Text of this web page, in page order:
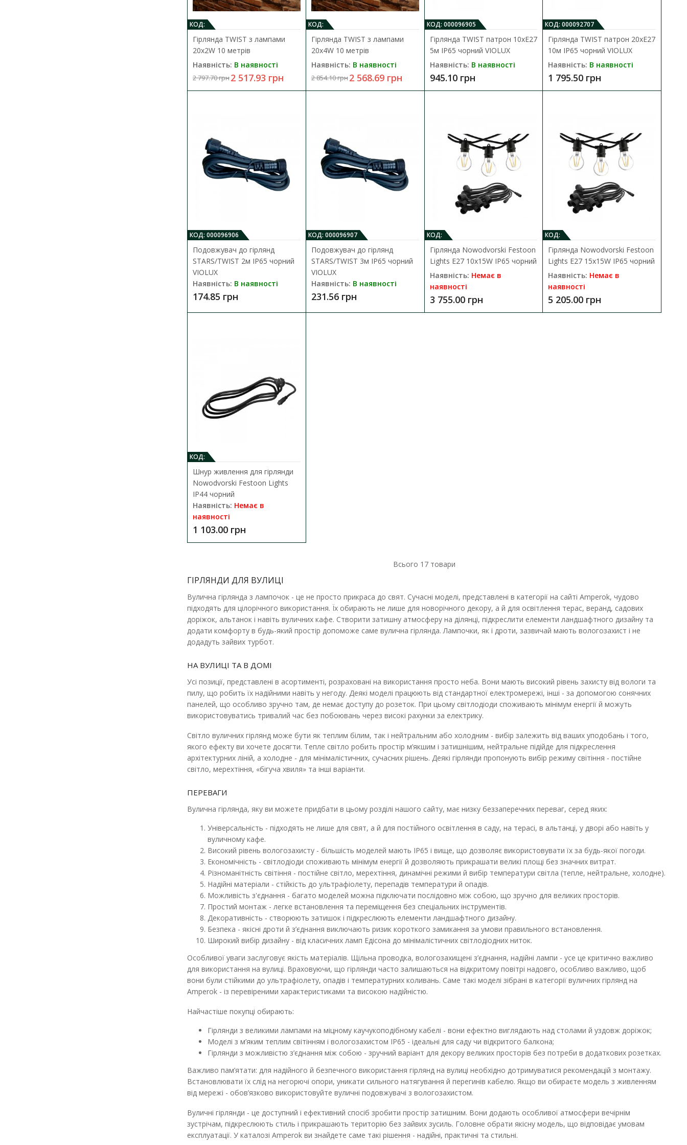
VIOLUX - 1 штука Лампа LED FILAME..
2 665.10 грн
Гірлянда “STARS” – ідеальне світлове рішення для внутрішнього та
зовнішнього освітлення! Призначена ..
ДО КОШИКА
В порівняння
В закладки
Гірлянда STARS патрон 20хЕ27 10м IP65 чорний VIOLUX
Наявність: В наявності
Гірлянда “STARS” – ідеальне світлове рішення для внутрішнього та
ДО КОШИКА
-10%
-10%
-10%
-10%
Гірлянда TWIST з лампами 10х4W 5 метрів
Наявність: В наявності
В комплект входить: Гірлянда TWIST патрон 10хЕ27 5м IP65 чорний
ДО КОШИКА
Гірлянда TWIST з лампами 20х2W 10 метрів
VIOLUX - 1 штука Лампа LE..
2 797.70 грн 2 517.93 грн
Гірлянда TWIST з лампами 20х4W 10 метрів
Наявність: В наявності
В комплект входить: Гірлянда TWIST патрон 20хЕ27 10м IP65 чорний
VIOLUX - 1 штука Лампа LED FILA..
2 854.10 грн 2 568.69 грн
В порівняння
В закладки
Гірлянда TWIST патрон 10хЕ27 5м IP65 чорний VIOLUX
Гірлянда “TWIST” – ідеальне світлове рішення для внутрішнього та
зовнішнього освітлення! При..
В порівняння
КОД:
Гірлянда TWIST з лампами
20х2W 10 метрів
Наявність: В наявності
2 797.70 грн2 517.93 грн
КОД:
Гірлянда TWIST з лампами
20х4W 10 метрів
Наявність: В наявності
2 854.10 грн2 568.69 грн
КОД: 000096905
Гірлянда TWIST патрон 10хЕ27
5м IP65 чорний VIOLUX
Наявність: В наявності
945.10 грн
КОД: 000092707
Гірлянда TWIST патрон 20хЕ27
10м IP65 чорний VIOLUX
Наявність: В наявності
1 795.50 грн
КОД: 000096906
Подовжувач до гірлянд
STARS/TWIST 2м IP65 чорний
VIOLUX
Наявність: В наявності
174.85 грн
КОД: 000096907
Подовжувач до гірлянд
STARS/TWIST 3м IP65 чорний
VIOLUX
Наявність: В наявності
231.56 грн
КОД:
Гірлянда Nowodvorski Festoon
Lights E27 10x15W IP65 чорний
Наявність: Немає в
наявності
3 755.00 грн
КОД:
Гірлянда Nowodvorski Festoon
Lights E27 15x15W IP65 чорний
Наявність: Немає в
наявності
5 205.00 грн
КОД:
Шнур живлення для гірлянди
Nowodvorski Festoon Lights
IP44 чорний
Наявність: Немає в
наявності
1 103.00 грн
Всього 17 товари
ГІРЛЯНДИ ДЛЯ ВУЛИЦІ
Вулична гірлянда з лампочок - це не просто прикраса до свят. Сучасні моделі, представлені в категорії на сайті Amperok, чудово
підходять для цілорічного використання. Їх обирають не лише для новорічного декору, а й для освітлення терас, веранд, садових
доріжок, альтанок і навіть вуличних кафе. Створити затишну атмосферу на ділянці, підкреслити елементи ландшафтного дизайну та
додати комфорту в будь-який простір допоможе саме вулична гірлянда. Лампочки, як і дроти, зазвичай мають вологозахист і не
додадуть зайвих турбот.
НА ВУЛИЦІ ТА В ДОМІ
Усі позиції, представлені в асортименті, розраховані на використання просто неба. Вони мають високий рівень захисту від вологи та
пилу, що робить їх надійними навіть у негоду. Деякі моделі працюють від стандартної електромережі, інші - за допомогою сонячних
панелей, що особливо зручно там, де немає доступу до розеток. При цьому світлодіоди споживають мінімум енергії й можуть
використовуватись тривалий час без побоювань через високі рахунки за електрику.
Світло вуличних гірлянд може бути як теплим білим, так і нейтральним або холодним - вибір залежить від ваших уподобань і того,
якого ефекту ви хочете досягти. Тепле світло робить простір м’якшим і затишнішим, нейтральне підійде для підкреслення
архітектурних ліній, а холодне - для мінімалістичних, сучасних рішень. Деякі гірлянди пропонують вибір режиму світіння - постійне
світло, мерехтіння, «бігуча хвиля» та інші варіанти.
ПЕРЕВАГИ
Вулична гірлянда, яку ви можете придбати в цьому розділі нашого сайту, має низку беззаперечних переваг, серед яких:
Універсальність - підходять не лише для свят, а й для постійного освітлення в саду, на терасі, в альтанці, у дворі або навіть у
вуличному кафе.
Високий рівень вологозахисту - більшість моделей мають IP65 і вище, що дозволяє використовувати їх за будь-якої погоди.
Економічність - світлодіоди споживають мінімум енергії й дозволяють прикрашати великі площі без значних витрат.
Різноманітність світіння - постійне світло, мерехтіння, динамічні режими й вибір температури світла (тепле, нейтральне, холодне).
Надійні матеріали - стійкість до ультрафіолету, перепадів температури й опадів.
Можливість з'єднання - багато моделей можна підключати послідовно між собою, що зручно для великих просторів.
Простий монтаж - легке встановлення та переміщення без спеціальних інструментів.
Декоративність - створюють затишок і підкреслюють елементи ландшафтного дизайну.
Безпека - якісні дроти й з’єднання виключають ризик короткого замикання за умови правильного встановлення.
Широкий вибір дизайну - від класичних ламп Едісона до мінімалістичних світлодіодних ниток.
Особливої уваги заслуговує якість матеріалів. Щільна проводка, вологозахищені з’єднання, надійні лампи - усе це критично важливо
для використання на вулиці. Враховуючи, що гірлянди часто залишаються на відкритому повітрі надовго, особливо важливо, щоб
вони були стійкими до ультрафіолету, опадів і температурних коливань. Саме такі моделі зібрані в категорії вуличних гірлянд на
Amperok - із перевіреними характеристиками та високою надійністю.
Найчастіше покупці обирають:
Гірлянди з великими лампами на міцному каучукоподібному кабелі - вони ефектно виглядають над столами й уздовж доріжок;
Моделі з м’яким теплим світінням і вологозахистом IP65 - ідеальні для саду чи відкритого балкона;
Гірлянди з можливістю з’єднання між собою - зручний варіант для декору великих просторів без потреби в додаткових розетках.
Важливо пам’ятати: для надійного й безпечного використання гірлянд на вулиці необхідно дотримуватися рекомендацій з монтажу.
Встановлювати їх слід на негорючі опори, уникати сильного натягування й перегинів кабелю. Якщо ви обираєте модель з живленням
від мережі - обов’язково використовуйте вуличні подовжувачі з вологозахистом.
Вуличні гірлянди - це доступний і ефективний спосіб зробити простір затишним. Вони додають особливої атмосфери вечірнім
зустрічам, підкреслюють стиль і прикрашають територію без зайвих зусиль. Головне обрати якісну модель, що відповідає умовам
експлуатації. У каталозі Amperok ви знайдете саме такі рішення - надійні, практичні та стильні.